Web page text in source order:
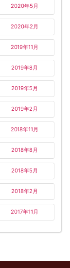
2020年5月
2020年2月
2019年11月
2019年8月
2019年5月
2019年2月
2018年11月
2018年8月
2018年5月
2018年2月
2017年11月